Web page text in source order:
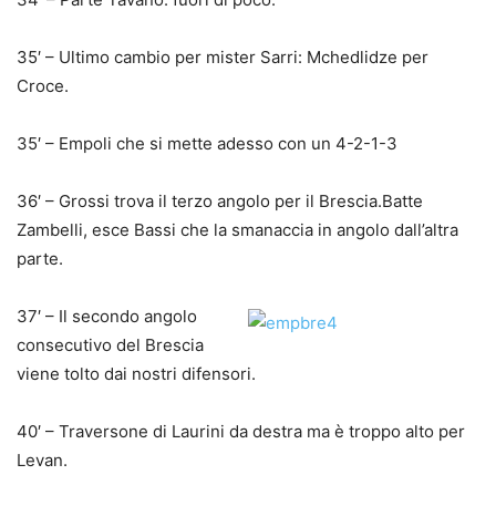
35′ – Ultimo cambio per mister Sarri: Mchedlidze per
Croce.
35′ – Empoli che si mette adesso con un 4-2-1-3
36′ – Grossi trova il terzo angolo per il Brescia.Batte
Zambelli, esce Bassi che la smanaccia in angolo dall’altra
parte.
37′ – Il secondo angolo
consecutivo del Brescia
viene tolto dai nostri difensori.
40′ – Traversone di Laurini da destra ma è troppo alto per
Levan.